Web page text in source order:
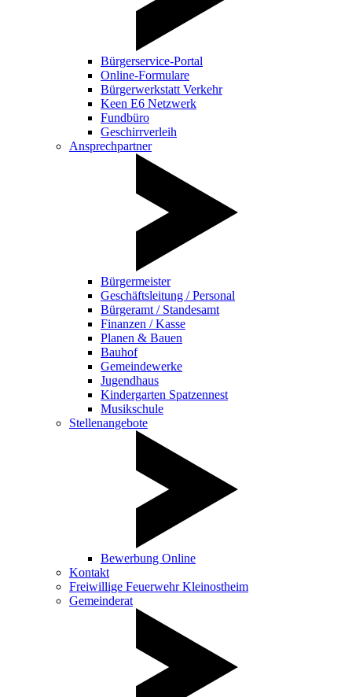
Bürgerservice-Portal
Online-Formulare
Bürgerwerkstatt Verkehr
Keen E6 Netzwerk
Fundbüro
Geschirrverleih
Ansprechpartner
Bürgermeister
Geschäftsleitung / Personal
Bürgeramt / Standesamt
Finanzen / Kasse
Planen & Bauen
Bauhof
Gemeindewerke
Jugendhaus
Kindergarten Spatzennest
Musikschule
Stellenangebote
Bewerbung Online
Kontakt
Freiwillige Feuerwehr Kleinostheim
Gemeinderat